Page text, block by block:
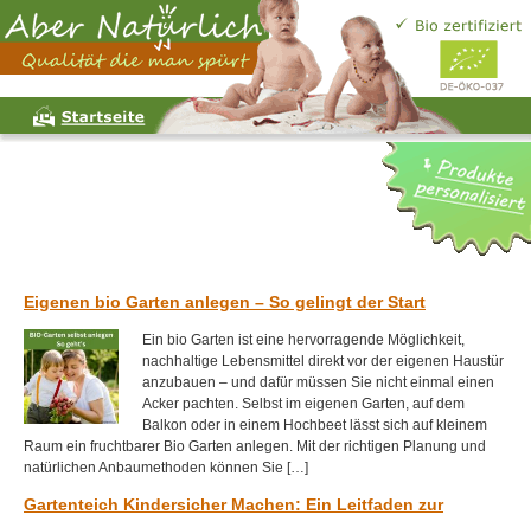
Eigenen bio Garten anlegen – So gelingt der Start
Ein bio Garten ist eine hervorragende Möglichkeit,
nachhaltige Lebensmittel direkt vor der eigenen Haustür
anzubauen – und dafür müssen Sie nicht einmal einen
Acker pachten. Selbst im eigenen Garten, auf dem
Balkon oder in einem Hochbeet lässt sich auf kleinem
Raum ein fruchtbarer Bio Garten anlegen. Mit der richtigen Planung und
natürlichen Anbaumethoden können Sie […]
Gartenteich Kindersicher Machen: Ein Leitfaden zur